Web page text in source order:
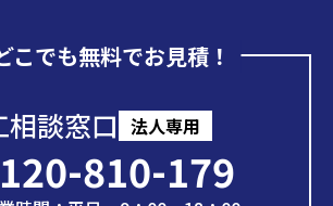
こでも無料でお見積！
相談窓口 法人専用
810-179